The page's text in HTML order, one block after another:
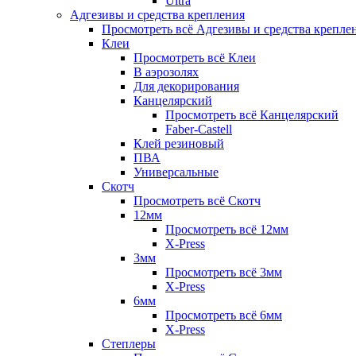
Адгезивы и средства крепления
Просмотреть всё Адгезивы и средства
Клеи
Просмотреть всё Клеи
В аэрозолях
Для декорирования
Канцелярский
Просмотреть всё Канцелярский
Faber-Castell
Клей резиновый
ПВА
Универсальные
Скотч
Просмотреть всё Скотч
12мм
Просмотреть всё 12мм
X-Press
3мм
Просмотреть всё 3мм
X-Press
6мм
Просмотреть всё 6мм
X-Press
Степлеры